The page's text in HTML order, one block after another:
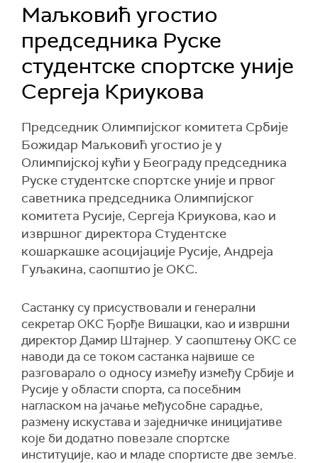
Маљковић угостио
председника Руске
студентске спортске уније
Сергеја Криукова
Председник Олимпијског комитета Србије
Божидар Маљковић угостио је у
Олимпијској кући у Београду председника
Руске студентске спортске уније и првог
саветника председника Олимпијског
комитета Русије, Сергеја Криукова, као и
извршног директора Студентске
кошаркашке асоцијације Русије, Андреја
Гуљакина, саопштио је ОКС.
Састанку су присуствовали и генерални
секретар ОКС Ђорђе Вишацки, као и извршни
директор Дамир Штајнер. У саопштењу ОКС се
наводи да се током састанка највише се
разговарало о односу између између Србије и
Русије у области спорта, са посебним
нагласком на јачање међусобне сарадње,
размену искустава и заједничке иницијативе
које би додатно повезале спортске
институције, као и младе спортисте две земље.